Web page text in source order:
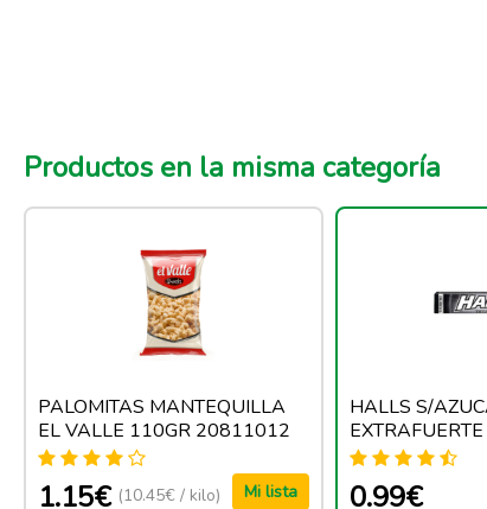
Productos en la misma categoría
PALOMITAS MANTEQUILLA
EL VALLE 110GR 20811012
1.15€ (10.45€ / kilo) Mi lista
HALLS S/
0.99€